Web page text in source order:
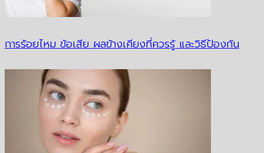
การร้อยไหม ข้อเสีย ผลข้างเคียงที่ควรรู้ และวิธีป้องกัน